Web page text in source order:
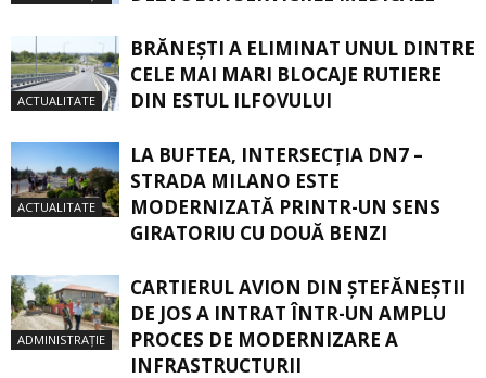
ACTUALITATE
BRĂNEȘTI A ELIMINAT UNUL DINTRE
CELE MAI MARI BLOCAJE RUTIERE
DIN ESTUL ILFOVULUI
ACTUALITATE
LA BUFTEA, INTERSECŢIA DN7 –
STRADA MILANO ESTE
MODERNIZATĂ PRINTR-UN SENS
GIRATORIU CU DOUĂ BENZI
ADMINISTRAȚIE
CARTIERUL AVION DIN ŞTEFĂNEŞTII
DE JOS A INTRAT ÎNTR-UN AMPLU
PROCES DE MODERNIZARE A
INFRASTRUCTURII